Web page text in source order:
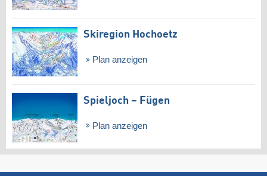
Skiregion Hochoetz
Plan anzeigen
Spieljoch – Fügen
Plan anzeigen